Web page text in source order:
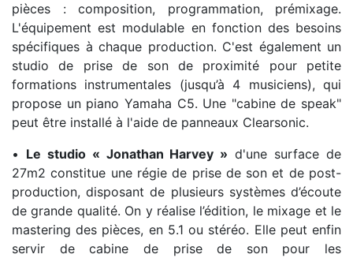
pièces : composition, programmation, prémixage.
L'équipement est modulable en fonction des besoins
spécifiques à chaque production. C'est également un
studio de prise de son de proximité pour petite
formations instrumentales (jusqu’à 4 musiciens), qui
propose un piano Yamaha C5. Une "cabine de speak"
peut être installé à l'aide de panneaux Clearsonic.
• Le studio « Jonathan Harvey » d'une surface de
27m2 constitue une régie de prise de son et de post-
production, disposant de plusieurs systèmes d’écoute
de grande qualité. On y réalise l’édition, le mixage et le
mastering des pièces, en 5.1 ou stéréo. Elle peut enfin
servir de cabine de prise de son pour les